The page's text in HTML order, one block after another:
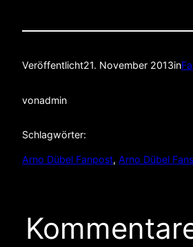
Veröffentlicht21. November 2013in
vonadmin
Schlagwörter:
Arno Dübel Fanpost, Arno Dübel Fans